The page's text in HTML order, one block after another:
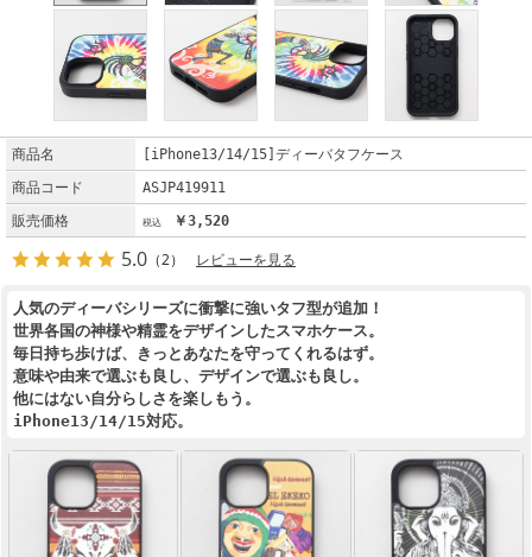
商品名
[iPhone13/14/15]ディーバタフケース
商品コード
ASJP419911
販売価格
￥3,520
5.0 （2） レビューを見る
人気のディーバシリーズに衝撃に強いタフ型が追加！
世界各国の神様や精霊をデザインしたスマホケース。
毎日持ち歩けば、きっとあなたを守ってくれるはず。
意味や由来で選ぶも良し、デザインで選ぶも良し。
他にはない自分らしさを楽しもう。
iPhone13/14/15対応。